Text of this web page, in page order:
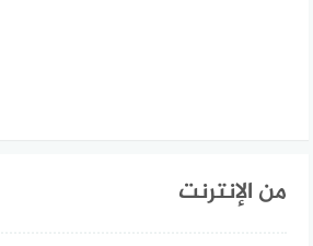
من الإنترنت